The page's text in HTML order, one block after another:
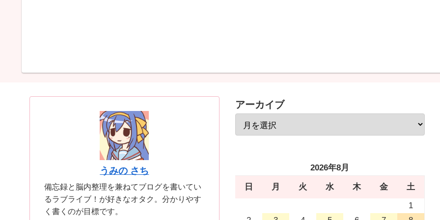
うみの さち
備忘録と脳内整理を兼ねてブログを書いてい
るラブライブ！が好きなオタク。分かりやす
く書くのが目標です。
アーカイブ
2026年8月
日 月 火 水 木 金
土
1